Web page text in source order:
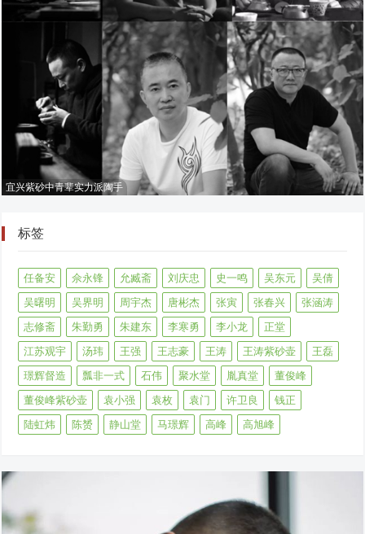
宜兴紫砂中青辈实力派陶手
标签
任备安 佘永锋 允臧斋 刘庆忠 史一鸣 吴东元
吴倩
吴曙明
吴界明 周宇杰 唐彬杰 张寅 张春兴
张涵涛
志修斋
朱勤勇 朱建东 李寒勇 李小龙
正堂
江苏观宇
汤玮 王强 王志豪 王涛 王涛紫砂壶
王磊
璟辉督造
瓢非一式 石伟 聚水堂 胤真堂
董俊峰
董俊峰紫砂壶
袁小强 袁枚 袁门 许卫良
钱正
陆虹炜
陈赟 静山堂 马璟辉 高峰 高旭峰